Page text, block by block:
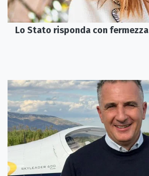
Lo Stato risponda con fermezza